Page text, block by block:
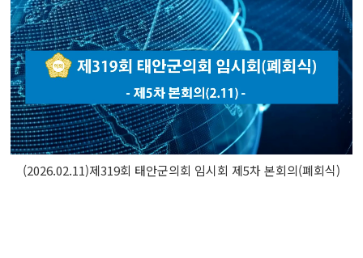
(2026.02.11)제319회 태안군의회 임시회 제5차 본회의(폐회식)